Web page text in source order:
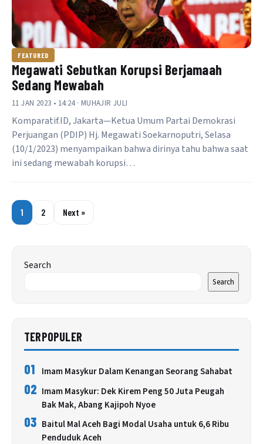
FEATURED
Megawati Sebutkan Korupsi Berjamaah
Sedang Mewabah
11 JAN 2023 • 14:24 · MUHAJIR JULI
Komparatif.ID, Jakarta—Ketua Umum Partai Demokrasi
Perjuangan (PDIP) Hj. Megawati Soekarnoputri, Selasa
(10/1/2023) menyampaikan bahwa dirinya tahu bahwa saat
ini sedang mewabah korupsi…
1 2 Next »
Search
Search
TERPOPULER
01 Imam Masykur Dalam Kenangan Seorang Sahabat
02 Imam Masykur: Dek Kirem Peng 50 Juta Peugah
Bak Mak, Abang Kajipoh Nyoe
03 Baitul Mal Aceh Bagi Modal Usaha untuk 6,6 Ribu
Penduduk Aceh